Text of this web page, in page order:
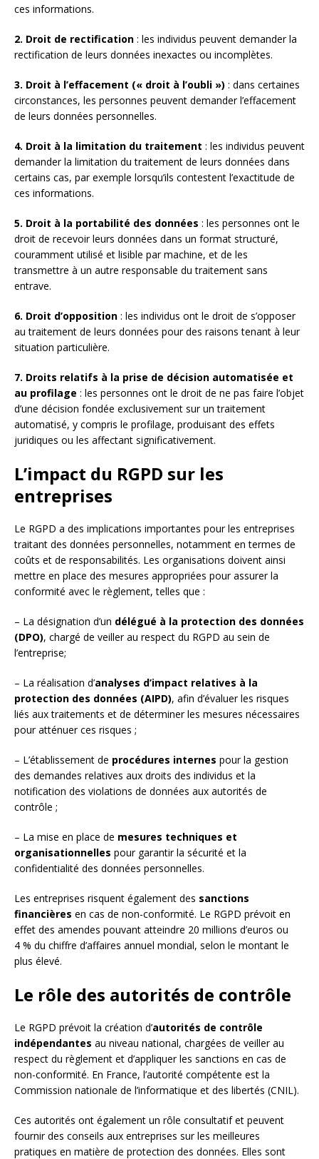
ces informations.
2. Droit de rectification : les individus peuvent demander la
rectification de leurs données inexactes ou incomplètes.
3. Droit à l’effacement (« droit à l’oubli ») : dans certaines
circonstances, les personnes peuvent demander l’effacement
de leurs données personnelles.
4. Droit à la limitation du traitement : les individus peuvent
demander la limitation du traitement de leurs données dans
certains cas, par exemple lorsqu’ils contestent l’exactitude de
ces informations.
5. Droit à la portabilité des données : les personnes ont le
droit de recevoir leurs données dans un format structuré,
couramment utilisé et lisible par machine, et de les
transmettre à un autre responsable du traitement sans
entrave.
6. Droit d’opposition : les individus ont le droit de s’opposer
au traitement de leurs données pour des raisons tenant à leur
situation particulière.
7. Droits relatifs à la prise de décision automatisée et
au profilage : les personnes ont le droit de ne pas faire l’objet
d’une décision fondée exclusivement sur un traitement
automatisé, y compris le profilage, produisant des effets
juridiques ou les affectant significativement.
L’impact du RGPD sur les
entreprises
Le RGPD a des implications importantes pour les entreprises
traitant des données personnelles, notamment en termes de
coûts et de responsabilités. Les organisations doivent ainsi
mettre en place des mesures appropriées pour assurer la
conformité avec le règlement, telles que :
– La désignation d’un délégué à la protection des données
(DPO), chargé de veiller au respect du RGPD au sein de
l’entreprise;
– La réalisation d’analyses d’impact relatives à la
protection des données (AIPD), afin d’évaluer les risques
liés aux traitements et de déterminer les mesures nécessaires
pour atténuer ces risques ;
– L’établissement de procédures internes pour la gestion
des demandes relatives aux droits des individus et la
notification des violations de données aux autorités de
contrôle ;
– La mise en place de mesures techniques et
organisationnelles pour garantir la sécurité et la
confidentialité des données personnelles.
Les entreprises risquent également des sanctions
financières en cas de non-conformité. Le RGPD prévoit en
effet des amendes pouvant atteindre 20 millions d’euros ou
4 % du chiffre d’affaires annuel mondial, selon le montant le
plus élevé.
Le rôle des autorités de contrôle
Le RGPD prévoit la création d’autorités de contrôle
indépendantes au niveau national, chargées de veiller au
respect du règlement et d’appliquer les sanctions en cas de
non-conformité. En France, l’autorité compétente est la
Commission nationale de l’informatique et des libertés (CNIL).
Ces autorités ont également un rôle consultatif et peuvent
fournir des conseils aux entreprises sur les meilleures
pratiques en matière de protection des données. Elles sont